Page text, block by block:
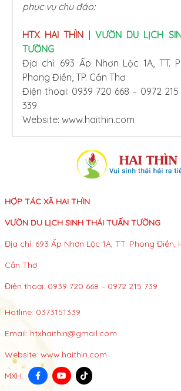
phục vụ chu đáo:
HTX HAI THÌN
VƯỜN DU LỊCH
TƯỜNG
Địa chỉ: 693 Ấp Nhơn Lộc 1A, TT.
Phong Điền, TP. Cần Thơ
Điện thoại: 0939 720 668 – 0972 215
339
Website: www.haithin.com
HỢP TÁC XÃ HAI THÌN
VƯỜN DU LỊCH SINH THÁI TUẤN TƯỜNG
Địa chỉ: 693 Ấp Nhơn Lộc 1A, TT. Phong Điền,
Cần Thơ
Điện thoại: 0939 720 668 – 0972 215 739
Hotline: 0373151339
Email: htxhaithin@gmail.com
Website: www.haithin.com
MXH: